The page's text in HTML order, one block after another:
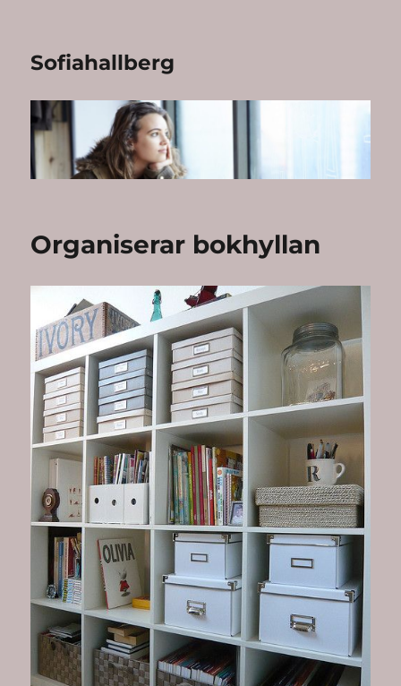
Sofiahallberg
Organiserar bokhyllan